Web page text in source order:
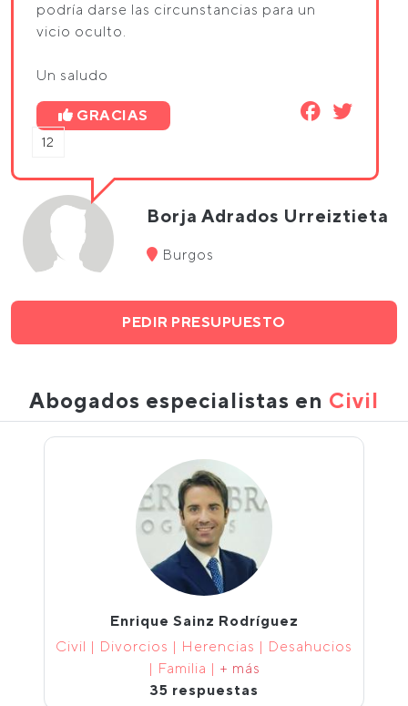
podría darse las circunstancias para un
vicio oculto.
Un saludo
GRACIAS
12
Borja Adrados Urreiztieta
Burgos
PEDIR PRESUPUESTO
Abogados especialistas en Civil
Enrique Sainz Rodríguez
Civil | Divorcios | Herencias | Desahucios
| Familia | + más
35 respuestas